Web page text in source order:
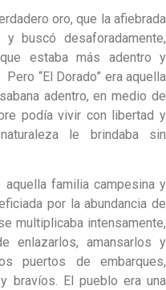
oro, que la afiebrada
buscó desaforadamente,
estaba más adentro y
“El Dorado” era aquella
adentro, en medio de
podía vivir con libertad y
le brindaba sin
familia campesina y
por la abundancia de
multiplicaba intensamente,
enlazarlos, amansarlos y
puertos de embarques,
bravíos. El pueblo era una